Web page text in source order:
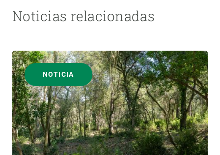
Noticias relacionadas
NOTICIA